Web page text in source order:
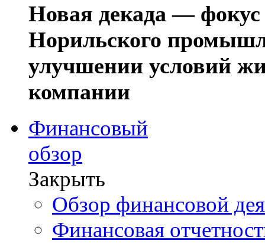
Новая декада — фокус
Норильского
улучшении условий
компании
Финансовый
обзор
Закрыть
Обзор финансовой
Финансовая